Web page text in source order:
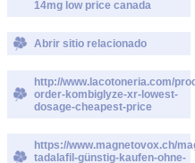
14mg low price canada
Abrir sitio relacionado
http://www.lacotoneria.com/
order-kombiglyze-xr-lowest-
dosage-cheapest-price
https://www.magnetovox.ch/
tadalafil-günstig-kaufen-ohne-